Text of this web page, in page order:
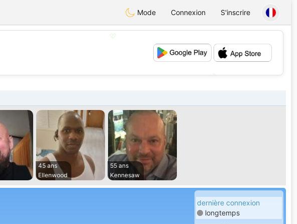
Mode Connexion S'inscrire
45 ans
Ellenwood
55 ans
Kennesaw
dernière connexion
longtemps